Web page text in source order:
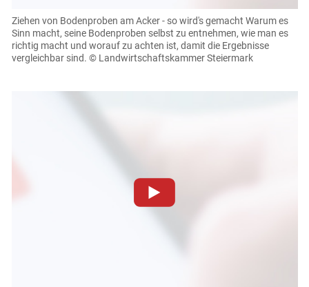
einsehen und korrigieren
Cookies Einstellungen
Ziehen von Bodenproben am Acker - so wird's gemacht Warum es
Sinn macht, seine Bodenproben selbst zu entnehmen, wie man es
richtig macht und worauf zu achten ist, damit die Ergebnisse
vergleichbar sind. © Landwirtschaftskammer Steiermark